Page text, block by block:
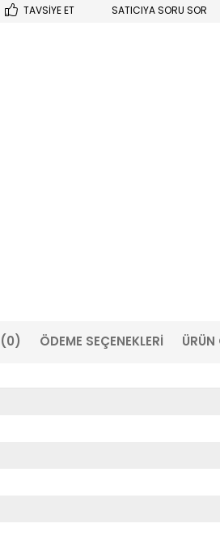
TAVSIYE ET SATICIYA SORU SOR
(0) ÖDEME SEÇENEKLERI ÜRÜN